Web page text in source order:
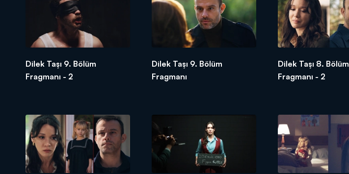
Dilek Taşı 9. Bölüm
Fragmanı - 2
Dilek Taşı 9. Bölüm
Fragmanı
Dilek Taşı 8. Bölüm
Fragmanı - 2